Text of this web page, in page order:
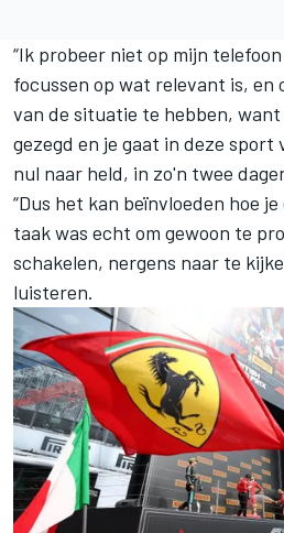
“Ik probeer niet op mijn
focussen op wat relevant is, en
van de situatie te hebben,
gezegd en je gaat in deze sport
nul naar held, in zo'n twee
“Dus het kan beïnvloeden hoe
taak was echt om gewoon te
schakelen, nergens naar te
luisteren.